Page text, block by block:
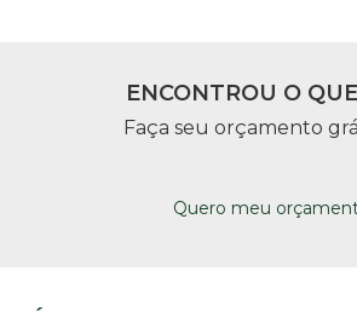
ENCONTROU O
Faça seu orçamento
Quero meu